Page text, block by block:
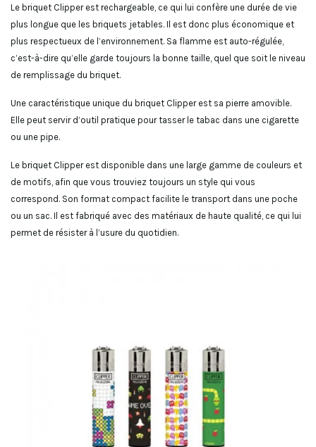
Le briquet Clipper est rechargeable, ce qui lui confère une durée de vie
plus longue que les briquets jetables. Il est donc plus économique et
plus respectueux de l’environnement. Sa flamme est auto-régulée,
c’est-à-dire qu’elle garde toujours la bonne taille, quel que soit le niveau
de remplissage du briquet.
Une caractéristique unique du briquet Clipper est sa pierre amovible.
Elle peut servir d’outil pratique pour tasser le tabac dans une cigarette
ou une pipe.
Le briquet Clipper est disponible dans une large gamme de couleurs et
de motifs, afin que vous trouviez toujours un style qui vous
correspond. Son format compact facilite le transport dans une poche
ou un sac. Il est fabriqué avec des matériaux de haute qualité, ce qui lui
permet de résister à l’usure du quotidien.